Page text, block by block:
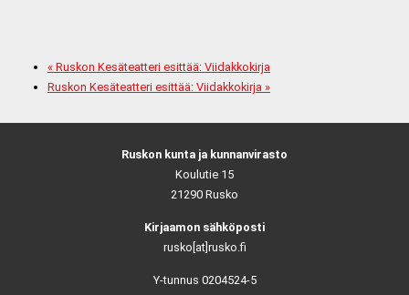
« Ruskon Kesäteatteri esittää: Viidakkokirja
Ruskon Kesäteatteri esittää: Viidakkokirja »
Ruskon kunta ja kunnanvirasto
Koulutie 15
21290 Rusko
Kirjaamon sähköposti
rusko[at]rusko.fi
Y-tunnus 0204524-5